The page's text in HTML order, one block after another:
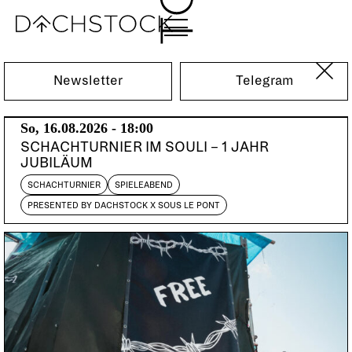
Fr, 24.02.2017
Newsletter Telegram
So, 16.08.2026 - 18:00
SCHACHTURNIER IM SOULI – 1 JAHR
JUBILÄUM
SCHACHTURNIER SPIELEABEND
PRESENTED BY DACHSTOCK X SOUS LE PONT